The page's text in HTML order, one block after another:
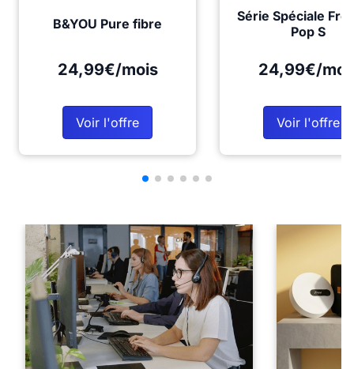
B&YOU Pure fibre
24,99€/mois
Voir l'offre
Série Spéciale
Pop S
24,99€/
Voir l'offre